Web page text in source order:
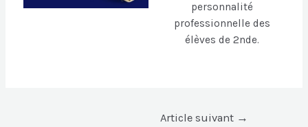
personnalité
professionnelle des
élèves de 2nde.
Article suivant →